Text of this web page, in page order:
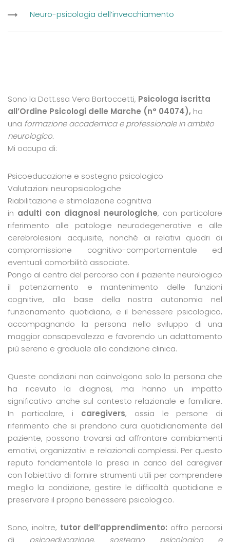
Neuro-psicologia dell’invecchiamento
Sono la Dott.ssa Vera Bartoccetti, Psicologa iscritta
all’Ordine Psicologi delle Marche (n° 04074), ho
una formazione accademica e professionale in ambito
neurologico.
Mi occupo di:
Psicoeducazione e sostegno psicologico
Valutazioni neuropsicologiche
Riabilitazione e stimolazione cognitiva
in adulti con diagnosi neurologiche, con particolare
riferimento alle patologie neurodegenerative e alle
cerebrolesioni acquisite, nonché ai relativi quadri di
compromissione cognitivo-comportamentale ed
eventuali comorbilità associate.
Pongo al centro del percorso con il paziente neurologico
il potenziamento e mantenimento delle funzioni
cognitive, alla base della nostra autonomia nel
funzionamento quotidiano, e il benessere psicologico,
accompagnando la persona nello sviluppo di una
maggior consapevolezza e favorendo un adattamento
più sereno e graduale alla condizione clinica.
Queste condizioni non coinvolgono solo la persona che
ha ricevuto la diagnosi, ma hanno un impatto
significativo anche sul contesto relazionale e familiare.
In particolare, i caregivers, ossia le persone di
riferimento che si prendono cura quotidianamente del
paziente, possono trovarsi ad affrontare cambiamenti
emotivi, organizzativi e relazionali complessi. Per questo
reputo fondamentale la presa in carico del caregiver
con l’obiettivo di fornire strumenti utili per comprendere
meglio la condizione, gestire le difficoltà quotidiane e
preservare il proprio benessere psicologico.
Sono, inoltre, tutor dell’apprendimento: offro percorsi